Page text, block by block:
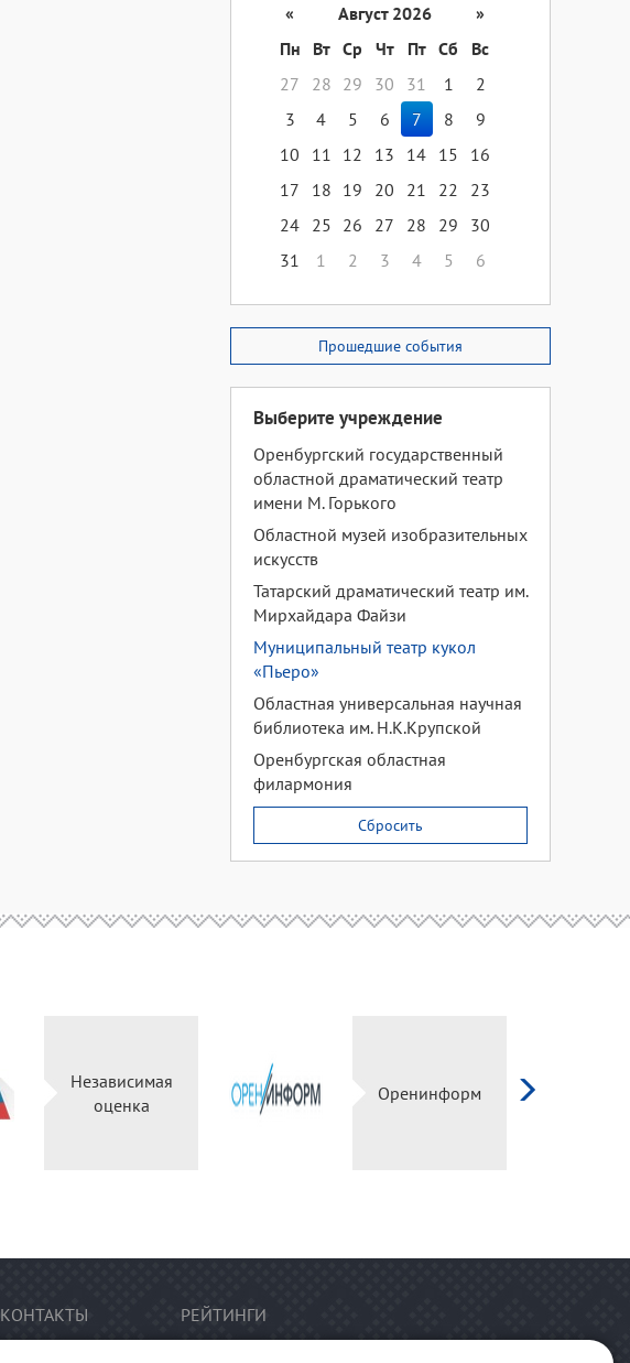
« Август 2026
»
Пн
Вт Ср Чт Пт Сб
Вс
27
28 29 30 31 1
2
3
4 5 6 7 8
9
10
11 12 13 14 15
16
17
18 19 20 21 22
23
24 25 26 27 28 29
30
31
1 2 3 4 5 6
Прошедшие события
Выберите учреждение
Оренбургский государственный
областной драматический театр
имени М. Горького
Областной музей изобразительных
искусств
Татарский драматический театр им.
Мирхайдара Файзи
Муниципальный театр кукол
«Пьеро»
Областная универсальная научная
библиотека им. Н.К.Крупской
Оренбургская областная
филармония
Сбросить
Независимая
оценка
Оренинформ
КОНТАКТЫ РЕЙТИНГИ